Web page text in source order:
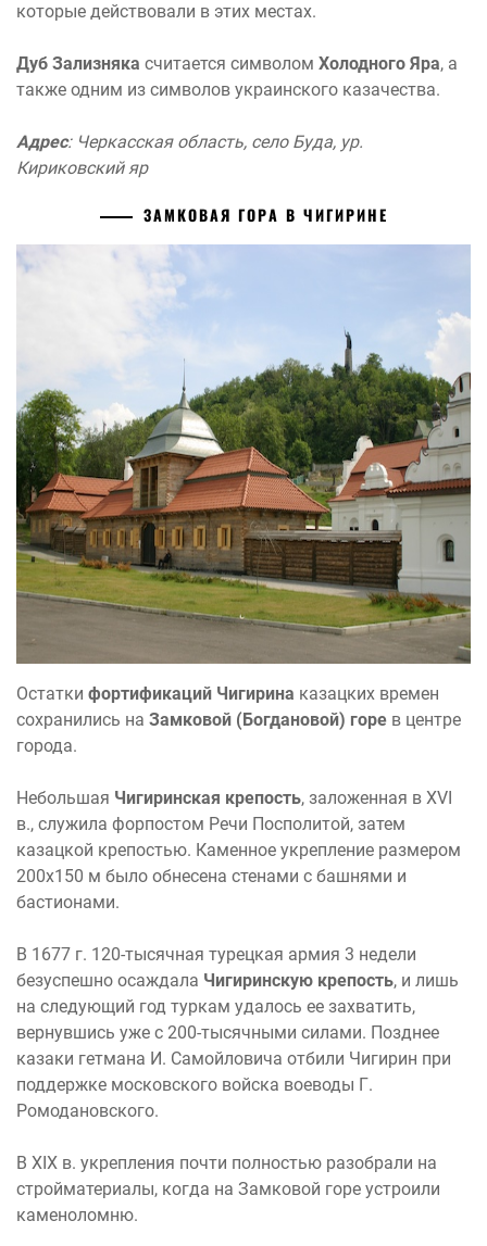
которые действовали в этих местах.
Дуб Зализняка считается символом Холодного Яра, а
также одним из символов украинского казачества.
Адрес: Черкасская область, село Буда, ур.
Кириковский яр
ЗАМКОВАЯ ГОРА В ЧИГИРИНЕ
Остатки фортификаций Чигирина казацких времен
сохранились на Замковой (Богдановой) горе в центре
города.
Небольшая Чигиринская крепость, заложенная в XVI
в., служила форпостом Речи Посполитой, затем
казацкой крепостью. Каменное укрепление размером
200х150 м было обнесена стенами с башнями и
бастионами.
В 1677 г. 120-тысячная турецкая армия 3 недели
безуспешно осаждала Чигиринскую крепость, и лишь
на следующий год туркам удалось ее захватить,
вернувшись уже с 200-тысячными силами. Позднее
казаки гетмана И. Самойловича отбили Чигирин при
поддержке московского войска воеводы Г.
Ромодановского.
В XIX в. укрепления почти полностью разобрали на
стройматериалы, когда на Замковой горе устроили
каменоломню.